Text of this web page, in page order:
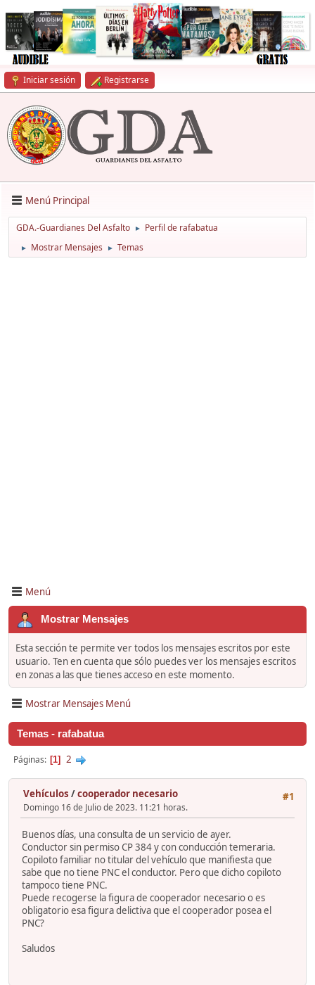
Iniciar sesión Registrarse
Menú Principal
GDA.-Guardianes Del Asfalto ► Perfil de rafabatua
► Mostrar Mensajes ► Temas
Menú
Mostrar Mensajes
Esta sección te permite ver todos los mensajes escritos por este
usuario. Ten en cuenta que sólo puedes ver los mensajes escritos
en zonas a las que tienes acceso en este momento.
Mostrar Mensajes Menú
Temas - rafabatua
Páginas 1 2
#1
Vehículos /cooperador necesario
Domingo 16 de Julio de 2023. 11:21 horas.
Buenos días, una consulta de un servicio de ayer.
Conductor sin permiso CP 384 y con conducción temeraria.
Copiloto familiar no titular del vehículo que manifiesta que
sabe que no tiene PNC el conductor. Pero que dicho copiloto
tampoco tiene PNC.
Puede recogerse la figura de cooperador necesario o es
obligatorio esa figura delictiva que el cooperador posea el
PNC?
Saludos